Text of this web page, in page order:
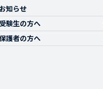
お知らせ
受験生の方へ
護者の方へ